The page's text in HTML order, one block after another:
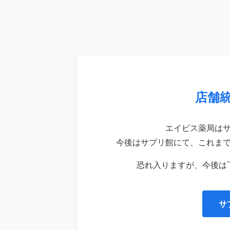
店舗
エイビス薬局は
今後はサプリ館にて、これま
恐れ入りますが、今後
サ